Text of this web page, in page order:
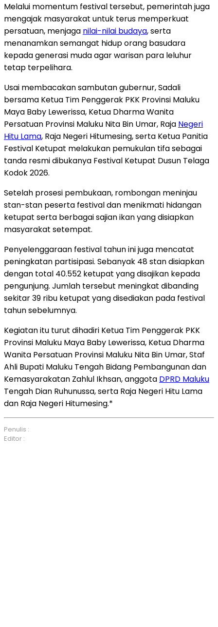
Melalui momentum festival tersebut, pemerintah juga
mengajak masyarakat untuk terus memperkuat
persatuan, menjaga nilai-nilai budaya, serta
menanamkan semangat hidup orang basudara
kepada generasi muda agar warisan para leluhur
tetap terpelihara.
Usai membacakan sambutan gubernur, Sadali
bersama Ketua Tim Penggerak PKK Provinsi Maluku
Maya Baby Lewerissa, Ketua Dharma Wanita
Persatuan Provinsi Maluku Nita Bin Umar, Raja Negeri
Hitu Lama, Raja Negeri Hitumesing, serta Ketua Panitia
Festival Ketupat melakukan pemukulan tifa sebagai
tanda resmi dibukanya Festival Ketupat Dusun Telaga
Kodok 2026.
Setelah prosesi pembukaan, rombongan meninjau
stan-stan peserta festival dan menikmati hidangan
ketupat serta berbagai sajian ikan yang disiapkan
masyarakat setempat.
Penyelenggaraan festival tahun ini juga mencatat
peningkatan partisipasi. Sebanyak 48 stan disiapkan
dengan total 40.552 ketupat yang disajikan kepada
pengunjung. Jumlah tersebut meningkat dibanding
sekitar 39 ribu ketupat yang disediakan pada festival
tahun sebelumnya.
Kegiatan itu turut dihadiri Ketua Tim Penggerak PKK
Provinsi Maluku Maya Baby Lewerissa, Ketua Dharma
Wanita Persatuan Provinsi Maluku Nita Bin Umar, Staf
Ahli Bupati Maluku Tengah Bidang Pembangunan dan
Kemasyarakatan Zahlul Ikhsan, anggota DPRD Maluku
Tengah Dian Ruhunussa, serta Raja Negeri Hitu Lama
dan Raja Negeri Hitumesing.*
Penulis :
Editor :